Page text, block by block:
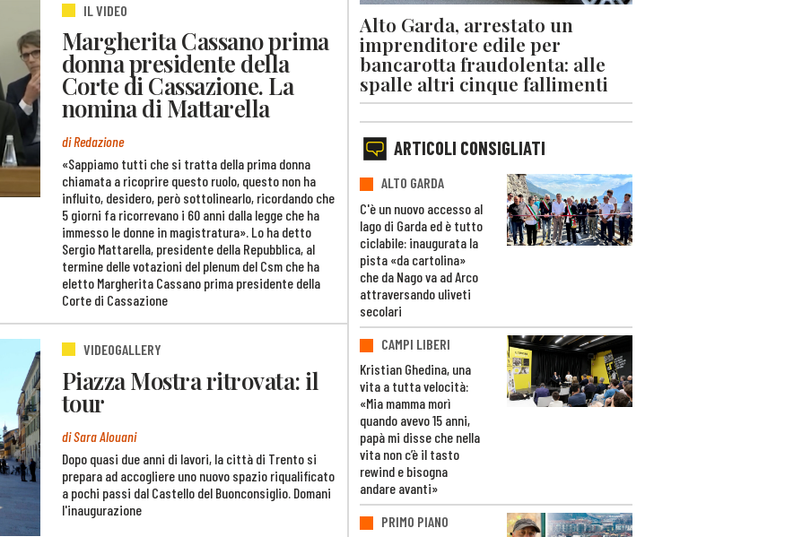
IL VIDEO
Margherita Cassano prima
donna presidente della
Corte di Cassazione. La
nomina di Mattarella
di Redazione
«Sappiamo tutti che si tratta della prima donna
chiamata a ricoprire questo ruolo, questo non ha
influito, desidero, però sottolinearlo, ricordando che
5 giorni fa ricorrevano i 60 anni dalla legge che ha
immesso le donne in magistratura». Lo ha detto
Sergio Mattarella, presidente della Repubblica, al
termine delle votazioni del plenum del Csm che ha
eletto Margherita Cassano prima presidente della
Corte di Cassazione
VIDEOGALLERY
Piazza Mostra ritrovata: il
tour
di Sara Alouani
Dopo quasi due anni di lavori, la città di Trento si
prepara ad accogliere uno nuovo spazio riqualificato
a pochi passi dal Castello del Buonconsiglio. Domani
l'inaugurazione
Alto Garda, arrestato un
imprenditore edile per
bancarotta fraudolenta: alle
spalle altri cinque fallimenti
ARTICOLI CONSIGLIATI
ALTO GARDA
C'è un nuovo accesso al
lago di Garda ed è tutto
ciclabile: inaugurata la
pista «da cartolina»
che da Nago va ad Arco
attraversando uliveti
secolari
CAMPI LIBERI
Kristian Ghedina, una
vita a tutta velocità:
«Mia mamma morì
quando avevo 15 anni,
papà mi disse che nella
vita non c’è il tasto
rewind e bisogna
andare avanti»
PRIMO PIANO